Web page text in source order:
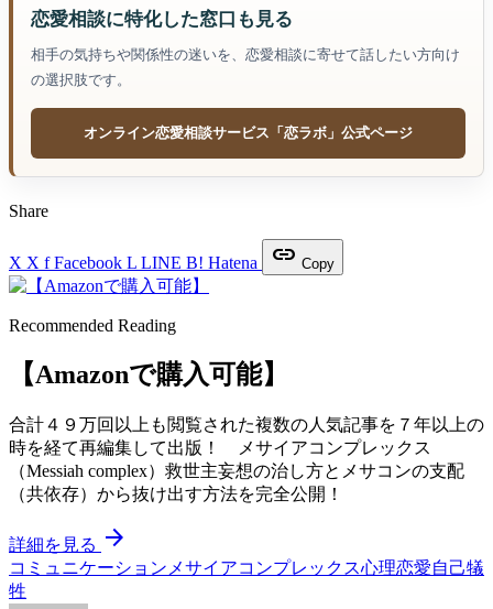
恋愛相談に特化した窓口も見る
相手の気持ちや関係性の迷いを、恋愛相談に寄せて話したい方向け
の選択肢です。
オンライン恋愛相談サービス「恋ラボ」公式ページ
Share
X X f Facebook L LINE B! Hatena link Copy
Recommended Reading
【Amazonで購入可能】
合計４９万回以上も閲覧された複数の人気記事を７年以上の
時を経て再編集して出版！ メサイアコンプレックス
（Messiah complex）救世主妄想の治し方とメサコンの支配
（共依存）から抜け出す方法を完全公開！
詳細を見る arrow_forward
コミュニケーション メサイアコンプレックス心理恋愛自己犠
牲